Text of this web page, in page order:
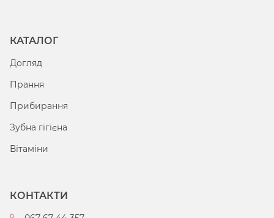
КАТАЛОГ
Догляд
Прання
Прибирання
Зубна гігієна
Вітаміни
КОНТАКТИ